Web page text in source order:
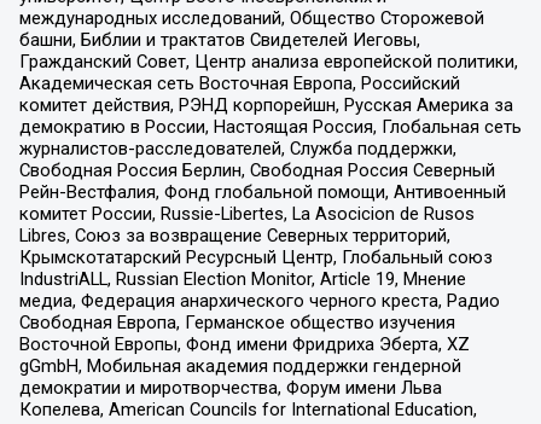
международных исследований, Общество Сторожевой
башни, Библии и трактатов Свидетелей Иеговы,
Гражданский Совет, Центр анализа европейской политики,
Академическая сеть Восточная Европа, Российский
комитет действия, РЭНД корпорейшн, Русская Америка за
демократию в России, Настоящая Россия, Глобальная сеть
журналистов-расследователей, Служба поддержки,
Свободная Россия Берлин, Свободная Россия Северный
Рейн-Вестфалия, Фонд глобальной помощи, Антивоенный
комитет России, Russie-Libertes, La Asocicion de Rusos
Libres, Союз за возвращение Северных территорий,
Крымскотатарский Ресурсный Центр, Глобальный союз
IndustriALL, Russian Election Monitor, Article 19, Мнение
медиа, Федерация анархического черного креста, Радио
Свободная Европа, Германское общество изучения
Восточной Европы, Фонд имени Фридриха Эберта, XZ
gGmbH, Мобильная академия поддержки гендерной
демократии и миротворчества, Форум имени Льва
Копелева, American Councils for International Education,